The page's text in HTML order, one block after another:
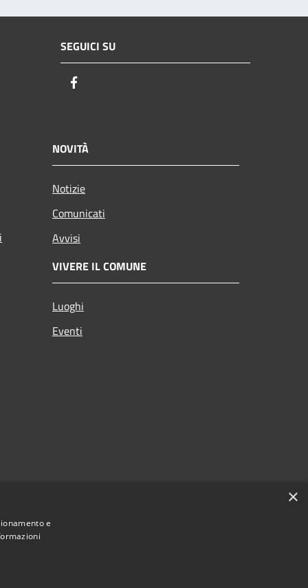
SEGUICI SU
NOVITÀ
Notizie
Comunicati
Avvisi
VIVERE IL COMUNE
Luoghi
Eventi
×
e